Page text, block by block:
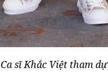
Ca sĩ Khắc Việt tham